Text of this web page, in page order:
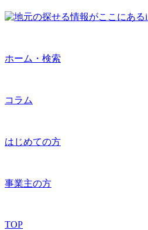
ホーム・検索
コラム
はじめての方
事業主の方
TOP